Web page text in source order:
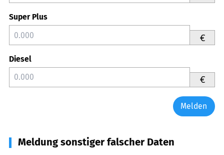
Super Plus
€
Diesel
€
Melden
Meldung sonstiger falscher Daten